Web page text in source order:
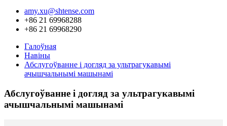
amy.xu@shtense.com
+86 21 69968288
+86 21 69968290
Галоўная
Навіны
Абслугоўванне і догляд за ультрагукавымі
ачышчальнымі машынамі
Абслугоўванне і догляд за ультрагукавымі
ачышчальнымі машынамі